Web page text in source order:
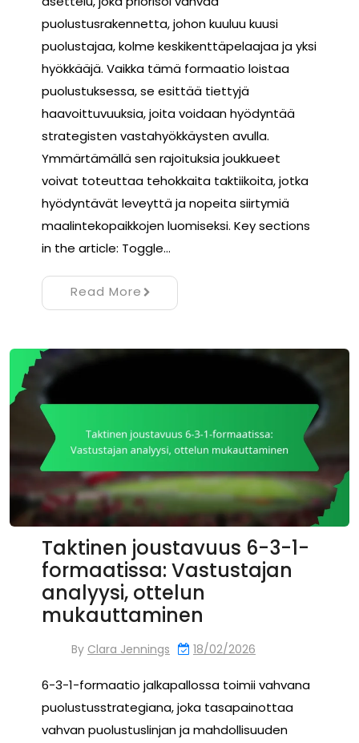
puolustusrakennetta, johon kuuluu kuusi
puolustajaa, kolme keskikenttäpelaajaa ja yksi
hyökkääjä. Vaikka tämä formaatio loistaa
puolustuksessa, se esittää tiettyjä
haavoittuvuuksia, joita voidaan hyödyntää
strategisten vastahyökkäysten avulla.
Ymmärtämällä sen rajoituksia joukkueet
voivat toteuttaa tehokkaita taktiikoita, jotka
hyödyntävät leveyttä ja nopeita siirtymiä
maalintekopaikkojen luomiseksi. Key sections
in the article: Toggle…
Read More
Taktinen joustavuus 6-3-1-
formaatissa: Vastustajan
analyysi, ottelun
mukauttaminen
By Clara Jennings 18/02/2026
6-3-1-formaatio jalkapallossa toimii vahvana
puolustusstrategiana, joka tasapainottaa
vahvan puolustuslinjan ja mahdollisuuden